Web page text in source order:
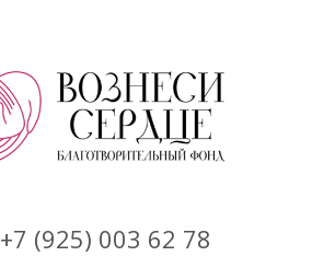
+7 (925) 003 62 78